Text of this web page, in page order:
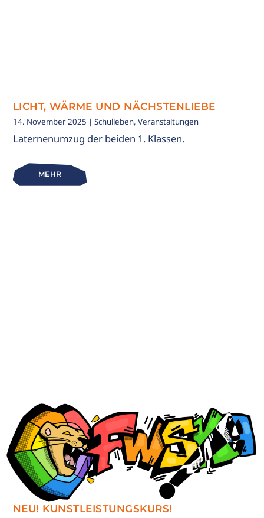
LICHT, WÄRME UND NÄCHSTENLIEBE
14. November 2025 | Schulleben, Veranstaltungen
Laternenumzug der beiden 1. Klassen.
MEHR
NEU! KUNSTLEISTUNGSKURS!